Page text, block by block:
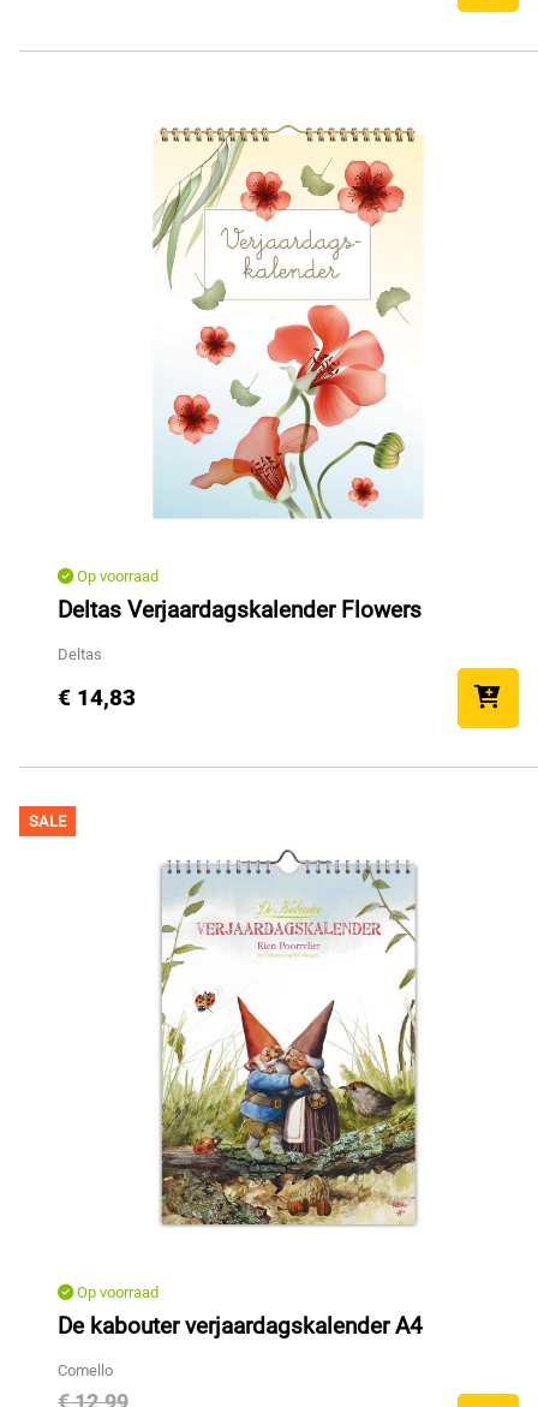
Op voorraad
Deltas Verjaardagskalender Flowers
Deltas
€ 14,83
SALE
Op voorraad
De kabouter verjaardagskalender A4
Comello